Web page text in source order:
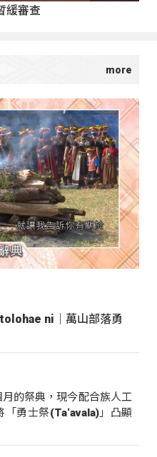
緩審查
ni｜萬山部落勇
的祭典，現今配合族人工
勇士祭(Ta‘avala)」凸顯